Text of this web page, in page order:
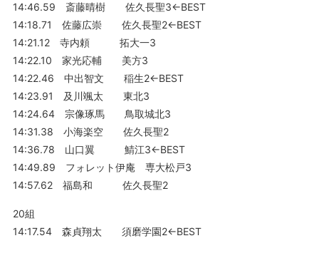
14:46.59 斎藤晴樹 佐久長聖3←BEST
14:18.71 佐藤広崇 佐久長聖2←BEST
14:21.12 寺内頼 拓大一3
14:22.10 家光応輔 美方3
14:22.46 中出智文 稲生2←BEST
14:23.91 及川颯太 東北3
14:24.64 宗像琢馬 鳥取城北3
14:31.38 小海楽空 佐久長聖2
14:36.78 山口翼 鯖江3←BEST
14:49.89 フォレット伊庵 専大松戸3
14:57.62 福島和 佐久長聖2
20組
14:17.54 森貞翔太 須磨学園2←BEST